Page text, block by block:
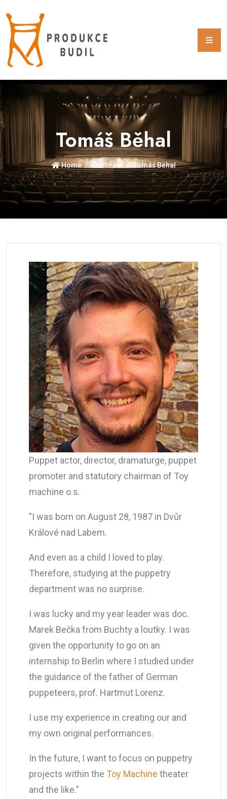
Tomáš Běhal
Home Our team Tomáš Běhal
Puppet actor, director, dramaturge, puppet
promoter and statutory chairman of Toy
machine o.s.
"I was born on August 28, 1987 in Dvůr
Králové nad Labem.
And even as a child I loved to play.
Therefore, studying at the puppetry
department was no surprise.
I was lucky and my year leader was doc.
Marek Bečka from Buchty a loutky. I was
given the opportunity to go on an
internship to Berlin where I studied under
the guidance of the father of German
puppeteers, prof. Hartmut Lorenz.
I use my experience in creating our and
my own original performances.
In the future, I want to focus on puppetry
projects within the Toy Machine theater
and the like."